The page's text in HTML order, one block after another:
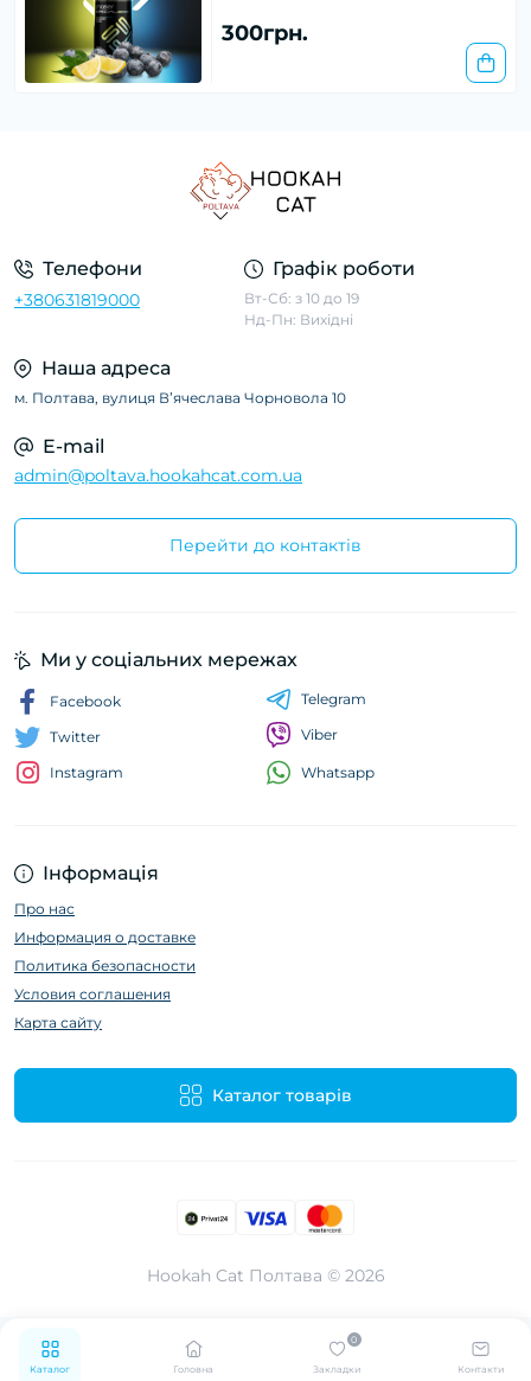
Каталог Головна Закладки
0
Контакти
300грн.
Телефони
+380631819000
Графік роботи
Вт-Сб: з 10 до 19
Нд-Пн: Вихідні
Наша адреса
м. Полтава, вулиця Вʼячеслава Чорновола 10
E-mail
admin@poltava.hookahcat.com.ua
Перейти до контактів
Інформація
Про нас
Информация о доставке
Политика безопасности
Условия соглашения
Карта сайту
Каталог товарів
Ми у соціальних мережах
Facebook
Twitter
Instagram
Telegram
Viber
Whatsapp
Hookah Cat Полтава © 2026